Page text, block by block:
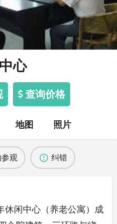
心
查询价格
地图 照片
观 纠错
休闲中心（养老公寓）成